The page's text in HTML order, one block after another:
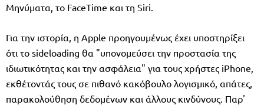
Μηνύματα, το FaceTime και τη Siri.
Για την ιστορία, η Apple προηγουμένως έχει υποστηρίξει
ότι το sideloading θα "υπονομεύσει την προστασία της
ιδιωτικότητας και την ασφάλεια" για τους χρήστες iPhone,
εκθέτοντάς τους σε πιθανό κακόβουλο λογισμικό, απάτες,
παρακολούθηση δεδομένων και άλλους κινδύνους. Παρ'